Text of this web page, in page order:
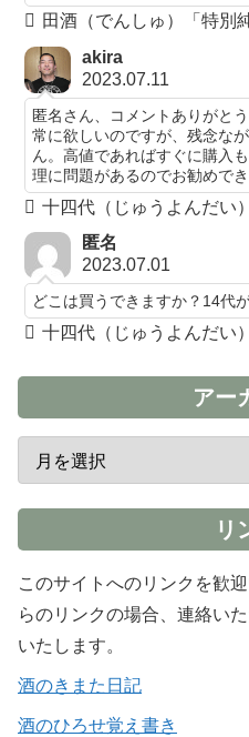
田酒（でんしゅ）「特別
akira
2023.07.11
匿名さん、コメントありがと
常に欲しいのですが、残念な
ん。高値であればすぐに購入
理に問題があるのでお勧めでき
十四代（じゅうよんだい
匿名
2023.07.01
どこは買うできますか？14代
十四代（じゅうよんだい
アー
リ
このサイトへのリンクを歓
らのリンクの場合、連絡い
いたします。
酒のきまた日記
酒のひろせ覚え書き